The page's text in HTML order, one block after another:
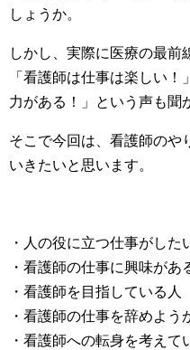
しょうか。
しかし、実際に医療の最前
「看護師は仕事は楽しい
力がある！」という声も聞
そこで今回は、看護師のや
いきたいと思います。
・人の役に立つ仕事がした
・看護師の仕事に興味があ
・看護師を目指している人
・看護師の仕事を辞めよう
・看護師への転身を考えて